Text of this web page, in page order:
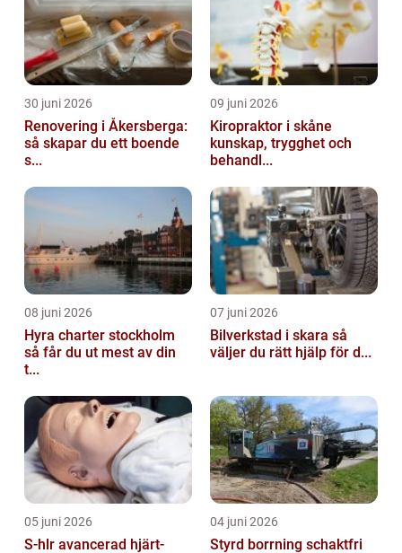
30 juni 2026
Renovering i Åkersberga:
så skapar du ett boende
s...
09 juni 2026
Kiropraktor i skåne
kunskap, trygghet och
behandl...
08 juni 2026
Hyra charter stockholm
så får du ut mest av din
t...
07 juni 2026
Bilverkstad i skara så
väljer du rätt hjälp för d...
05 juni 2026
S-hlr avancerad hjärt-
04 juni 2026
Styrd borrning schaktfri